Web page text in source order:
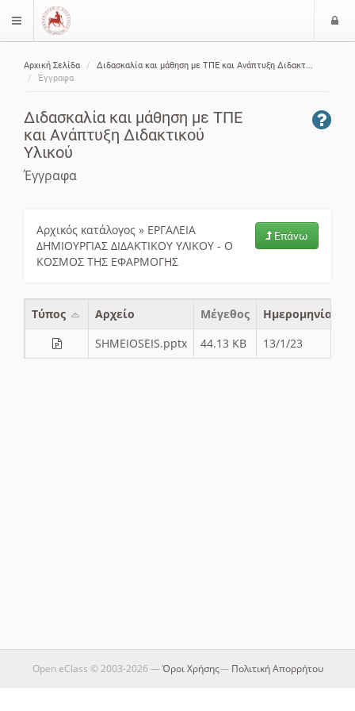
$langMenu
Αρχική Σελίδα
Διδασκαλία και μάθηση με ΤΠΕ και Ανάπτυξη Διδακτ...
Έγγραφα
Διδασκαλία και μάθηση με ΤΠΕ
και Ανάπτυξη Διδακτικού
Υλικού
Έγγραφα
Επάνω
Αρχικός κατάλογος » ΕΡΓΑΛΕΙΑ
ΔΗΜΙΟΥΡΓΙΑΣ ΔΙΔΑΚΤΙΚΟΥ ΥΛΙΚΟΥ - Ο
ΚΟΣΜΟΣ ΤΗΣ ΕΦΑΡΜΟΓΗΣ
Τύπος Aρχείο Μέγεθος
Ημερομηνία
SHMEIOSEIS.pptx
44.13 KB 13/1/23
Open eClass © 2003-2026 —Όροι Χρήσης— Πολιτική Απορρήτου